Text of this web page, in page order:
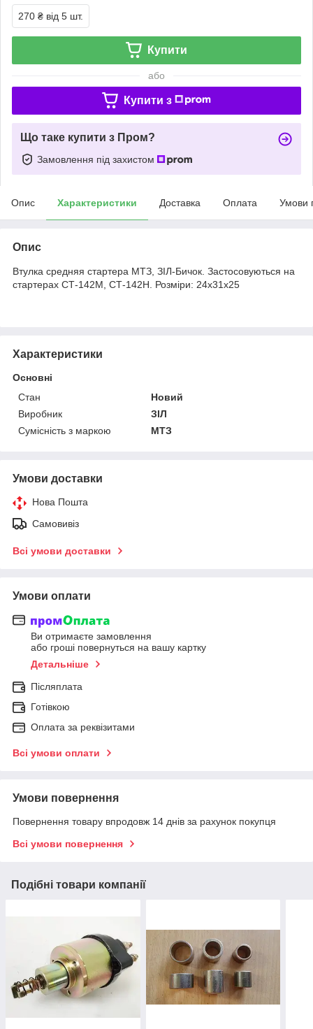
270 ₴ від 5 шт.
Купити
або
Купити з
Що таке купити з Пром?
Замовлення під захистом
Опис Характеристики Доставка Оплата Умови
Опис
Втулка средняя стартера МТЗ, ЗІЛ-Бичок. Застосовуються на
стартерах СТ-142М, СТ-142Н. Розміри: 24х31х25
Характеристики
Основні
Стан
Новий
Виробник
ЗІЛ
Сумісність з маркою
МТЗ
Умови доставки
Нова Пошта
Самовивіз
Всі умови доставки
Умови оплати
Ви отримаєте замовлення
або гроші повернуться на вашу картку
Детальніше
Післяплата
Готівкою
Оплата за реквізитами
Всі умови оплати
Умови повернення
Повернення товару впродовж 14 днів за рахунок покупця
Всі умови повернення
Подібні товари компанії